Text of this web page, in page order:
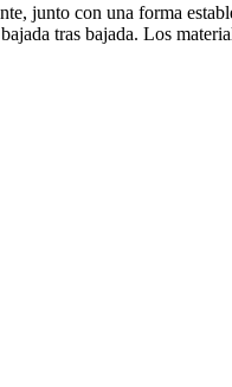
junto con una forma
tras bajada. Los